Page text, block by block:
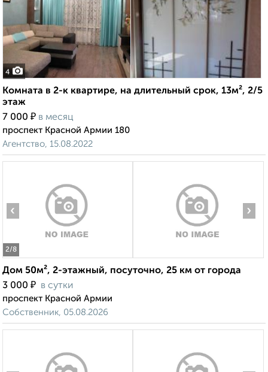
4
Комната в 2-к квартире, на длительный срок, 13м², 2/5
этаж
7 000 ₽ в месяц
проспект Красной Армии 180
Агентство, 15.08.2022
2/8
‹ ›
Дом 50м², 2-этажный, посуточно, 25 км от города
3 000 ₽ в сутки
проспект Красной Армии
Собственник, 05.08.2026